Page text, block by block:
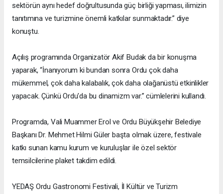
sektörün aynı hedef doğrultusunda güç birliği yapması, ilimizin
tanıtımına ve turizmine önemli katkılar sunmaktadır.” diye
konuştu.
Açılış programında Organizatör Akif Budak da bir konuşma
yaparak, “İnanıyorum ki bundan sonra Ordu çok daha
mükemmel, çok daha kalabalık, çok daha olağanüstü etkinlikler
yapacak. Çünkü Ordu'da bu dinamizm var.” cümlelerini kullandı.
Programda, Vali Muammer Erol ve Ordu Büyükşehir Belediye
Başkanı Dr. Mehmet Hilmi Güler başta olmak üzere, festivale
katkı sunan kamu kurum ve kuruluşlar ile özel sektör
temsilcilerine plaket takdim edildi.
YEDAŞ Ordu Gastronomi Festivali, İl Kültür ve Turizm